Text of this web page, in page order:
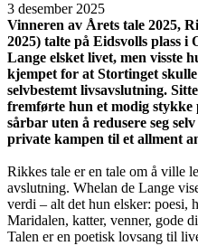
3 desember 2025
Vinneren av Årets tale 2025,
2025) talte på Eidsvolls plass i
Lange elsket livet, men visste
kjempet for at Stortinget
selvbestemt livsavslutning.
fremførte hun et modig stykke
sårbar uten å redusere seg
private kampen til et allment
Rikkes tale er en tale om å ville
avslutning. Whelan de Lange
verdi – alt det hun elsker: poesi,
Maridalen, katter, venner, gode
Talen er en poetisk lovsang til